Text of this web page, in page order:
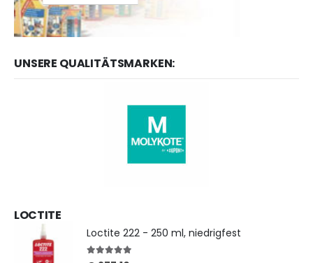
UNSERE QUALITÄTSMARKEN:
LOCTITE
Loctite 222 - 250 ml, niedrigfest
5out of 5